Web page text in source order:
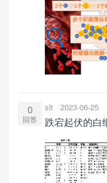
0
回答
slt 2023-06-25
跌宕起伏的白